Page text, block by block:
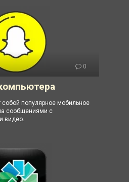
0
собой популярное мобильное
сообщениями с
видео.